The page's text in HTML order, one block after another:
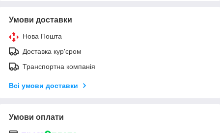
Умови доставки
Нова Пошта
Доставка кур'єром
Транспортна компанія
Всі умови доставки
Умови оплати